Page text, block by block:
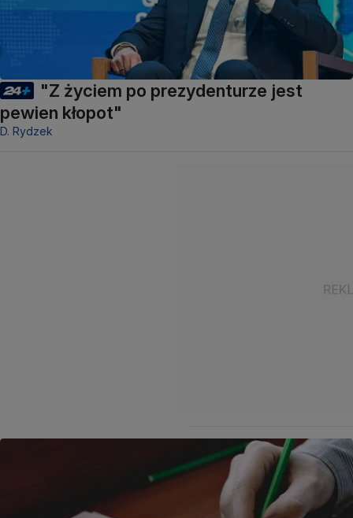
"Z życiem po prezydenturze jest
pewien kłopot"
D. Rydzek